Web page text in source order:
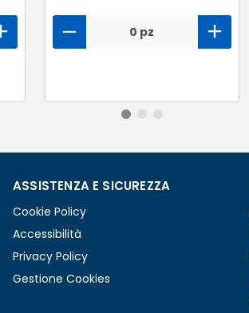
0 pz
ASSISTENZA E SICUREZZA
Cookie Policy
Accessibilità
Privacy Policy
Gestione Cookies